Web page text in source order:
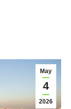
May
4
2026